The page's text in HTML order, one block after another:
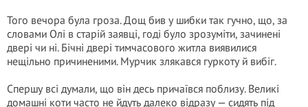
Того вечора була гроза. Дощ бив у шибки так гучно, що, за
словами Олі в старій заявці, годі було зрозуміти, зачинені
двері чи ні. Бічні двері тимчасового житла виявилися
нещільно причиненими. Мурчик злякався гуркоту й вибіг.
Спершу всі думали, що він десь причаївся поблизу. Великі
домашні коти часто не йдуть далеко відразу — сидять під